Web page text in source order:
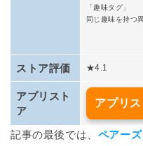
「趣味タグ 」
同じ趣味を持つ
ストア評価 ★4.1
アプリスト
ア
アプリ
記事の最後では、 ペアー